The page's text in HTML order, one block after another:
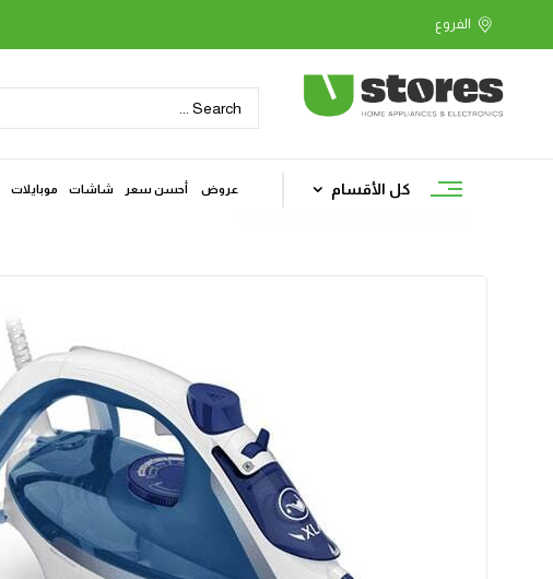
كل الأقسام عروض أحسن سعر شاشات موبايلات